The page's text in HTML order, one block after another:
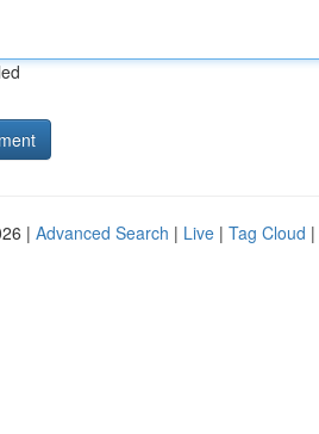
| Advanced Search | Live | Tag Cloud |